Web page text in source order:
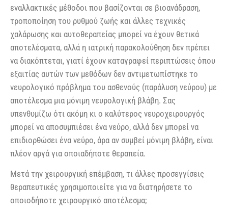
εναλλακτικές μέθοδοι που βασίζονται σε βιοανάδραση,
τροποποίηση του ρυθμού ζωής και άλλες τεχνικές
χαλάρωσης και αυτοθεραπείας μπορεί να έχουν θετικά
αποτελέσματα, αλλά η ιατρική παρακολούθηση δεν πρέπει
να διακόπτεται, γιατί έχουν καταγραφεί περιπτώσεις όπου
εξαιτίας αυτών των μεθόδων δεν αντιμετωπίστηκε το
νευρολογικό πρόβλημα του ασθενούς (παράλυση νεύρου) με
αποτέλεσμα μια μόνιμη νευρολογική βλάβη. Σας
υπενθυμίζω ότι ακόμη κι ο καλύτερος νευροχειρουργός
μπορεί να αποσυμπιέσει ένα νεύρο, αλλά δεν μπορεί να
επιδιορθώσει ένα νεύρο, άρα αν συμβεί μόνιμη βλάβη, είναι
πλέον αργά για οποιαδήποτε θεραπεία.
Μετά την χειρουργική επέμβαση, τι άλλες προσεγγίσεις
θεραπευτικές χρησιμοποιείτε για να διατηρήσετε το
οποιοδήποτε χειρουργικό αποτέλεσμα;